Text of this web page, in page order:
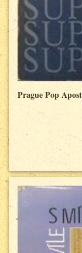
Prague Pop